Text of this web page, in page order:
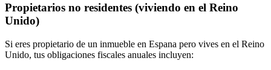
Propietarios no residentes (viviendo en el Reino
Unido)
Si eres propietario de un inmueble en Espana pero vives en el Reino
Unido, tus obligaciones fiscales anuales incluyen: